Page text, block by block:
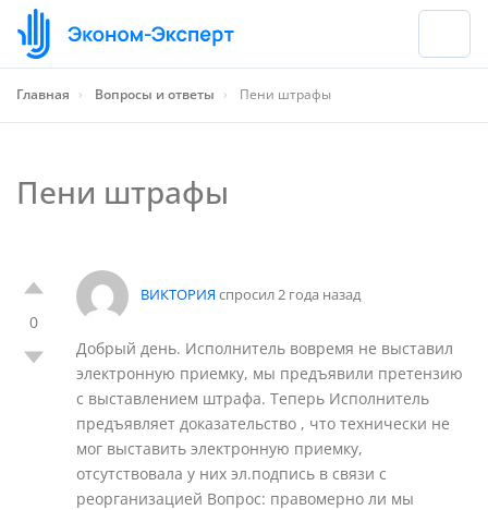
Главная › Вопросы и ответы › Пени штрафы
Пени штрафы
0
ВИКТОРИЯ спросил 2 года назад
Добрый день. Исполнитель вовремя не выставил
электронную приемку, мы предъявили претензию
с выставлением штрафа. Теперь Исполнитель
предъявляет доказательство , что технически не
мог выставить электронную приемку,
отсутствовала у них эл.подпись в связи с
реорганизацией Вопрос: правомерно ли мы